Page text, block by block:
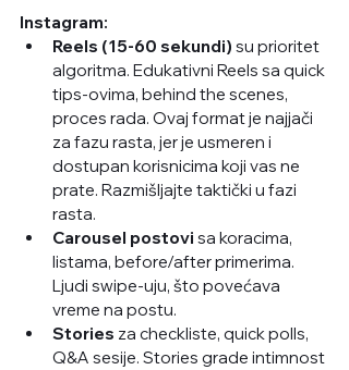
Instagram:
Reels (15-60 sekundi) su prioritet
algoritma. Edukativni Reels sa quick
tips-ovima, behind the scenes,
proces rada. Ovaj format je najjači
za fazu rasta, jer je usmeren i
dostupan korisnicima koji vas ne
prate. Razmišljajte taktički u fazi
rasta.
Carousel postovi sa koracima,
listama, before/after primerima.
Ljudi swipe-uju, što povećava
vreme na postu.
Stories za checkliste, quick polls,
Q&A sesije. Stories grade intimnost